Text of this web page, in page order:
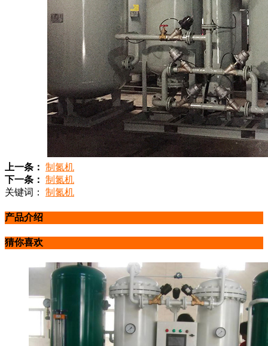
上一条： 制氮机
下一条： 制氮机
关键词： 制氮机
产品介绍
猜你喜欢